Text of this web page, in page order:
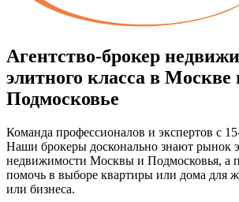
Агентство-брокер
элитного класса в Москве
Подмосковье
Команда профессионалов и экспертов с
Наши брокеры досконально знают рынок
недвижимости Москвы и Подмосковья, а
помочь в выборе квартиры или дома для
или бизнеса.